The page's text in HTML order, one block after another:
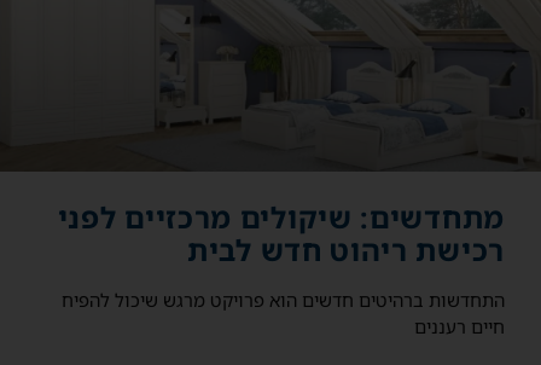
מתחדשים: שיקולים מרכזיים לפני
רכישת ריהוט חדש לבית
התחדשות ברהיטים חדשים הוא פרויקט מרגש שיכול להפיח
חיים רעננים